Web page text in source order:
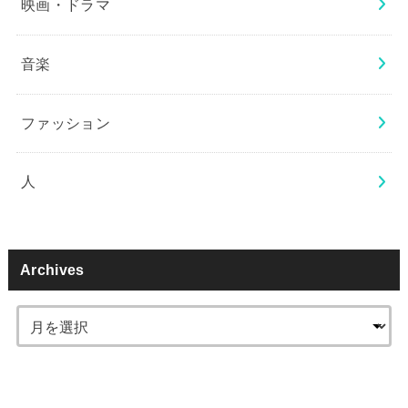
映画・ドラマ
音楽
ファッション
人
Archives